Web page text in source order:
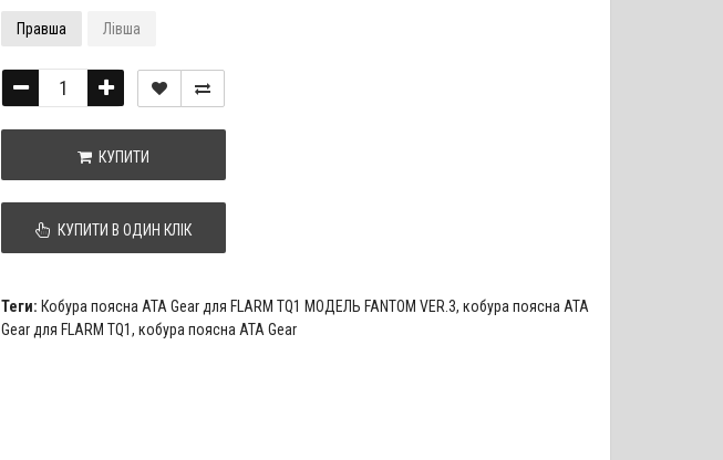
Правша Лівша
КУПИТИ
КУПИТИ В ОДИН КЛІК
Теги: Кобура поясна ATA Gear для FLARM TQ1 МОДЕЛЬ FANTOM VER.3, кобура поясна ATA
Gear для FLARM TQ1, кобура поясна ATA Gear